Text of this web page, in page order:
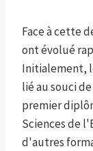
Face à cette
ont évolué
Initialement,
lié au souci
premier
Sciences de
d'autres